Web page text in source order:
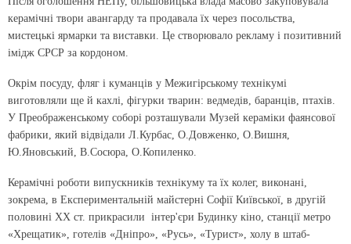
керамічні твори авангарду та продавала їх через посольства,
мистецькі ярмарки та виставки. Це створювало рекламу і позитивний
імідж СРСР за кордоном.
Окрім посуду, фляг і куманців у Межигірському тех­нікумі
виготовляли ще й кахлі, фігурки тварин: ведмедів, баранців, птахів.
У Преображенсь­кому соборі розташували Музей кераміки фаянсової
фабрики, який відвідали Л.Курбас, О.Довженко, О.Вишня,
Ю.Яновський, В.Сосюра, О.Копиленко.
Керамічні роботи випускників технікуму та їх колег, виконані,
зокрема, в Експериментальній майстерні Софії Київської, в другій
половині ХХ ст. прикрасили інтер'єри Будинку кіно, станції метро
«Хрещатик», готелів «Дніпро», «Русь», «Турист», холу в штаб-